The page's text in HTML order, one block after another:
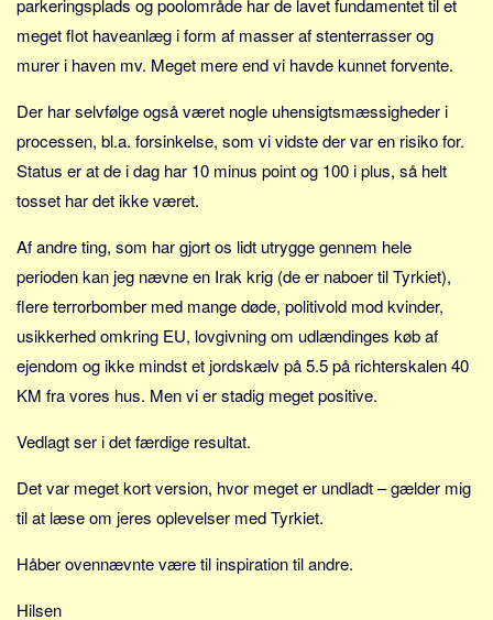
meget flot haveanlæg i form af masser af stenterrasser og
murer i haven mv. Meget mere end vi havde kunnet forvente.
Der har selvfølge også været nogle uhensigtsmæssigheder i
processen, bl.a. forsinkelse, som vi vidste der var en risiko for.
Status er at de i dag har 10 minus point og 100 i plus, så helt
tosset har det ikke været.
Af andre ting, som har gjort os lidt utrygge gennem hele
perioden kan jeg nævne en Irak krig (de er naboer til Tyrkiet),
flere terrorbomber med mange døde, politivold mod kvinder,
usikkerhed omkring EU, lovgivning om udlændinges køb af
ejendom og ikke mindst et jordskælv på 5.5 på richterskalen 40
KM fra vores hus. Men vi er stadig meget positive.
Vedlagt ser i det færdige resultat.
Det var meget kort version, hvor meget er undladt – gælder mig
til at læse om jeres oplevelser med Tyrkiet.
Håber ovennævnte være til inspiration til andre.
Hilsen